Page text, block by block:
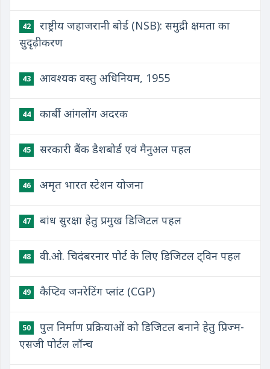
42
राष्ट्रीय जहाजरानी बोर्ड (NSB): समुद्री क्षमता का
सुदृढ़ीकरण
43 आवश्यक वस्तु अधिनियम, 1955
44 कार्बी आंगलोंग अदरक
45 सरकारी बैंक डैशबोर्ड एवं मैनुअल पहल
46 अमृत भारत स्टेशन योजना
47 बांध सुरक्षा हेतु प्रमुख डिजिटल पहल
48 वी.ओ. चिदंबरनार पोर्ट के लिए डिजिटल ट्विन पहल
49 कैप्टिव जनरेटिंग प्लांट (CGP)
50
पुल निर्माण प्रक्रियाओं को डिजिटल बनाने हेतु प्रिज्म-
एसजी पोर्टल लॉन्च